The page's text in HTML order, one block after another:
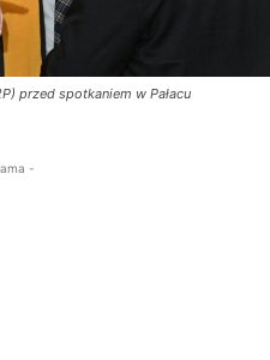
przed spotkaniem w Pałacu
-